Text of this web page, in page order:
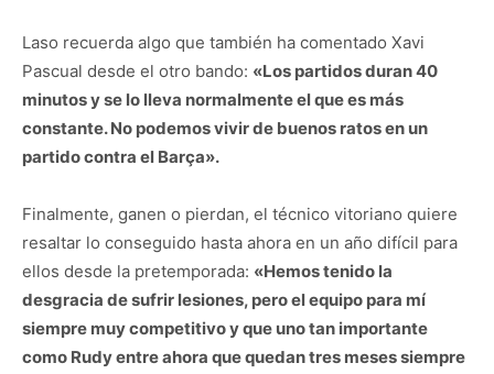
Laso recuerda algo que también ha comentado Xavi
Pascual desde el otro bando: «Los partidos duran 40
minutos y se lo lleva normalmente el que es más
constante. No podemos vivir de buenos ratos en un
partido contra el Barça».
Finalmente, ganen o pierdan, el técnico vitoriano quiere
resaltar lo conseguido hasta ahora en un año difícil para
ellos desde la pretemporada: «Hemos tenido la
desgracia de sufrir lesiones, pero el equipo para mí
siempre muy competitivo y que uno tan importante
como Rudy entre ahora que quedan tres meses siempre